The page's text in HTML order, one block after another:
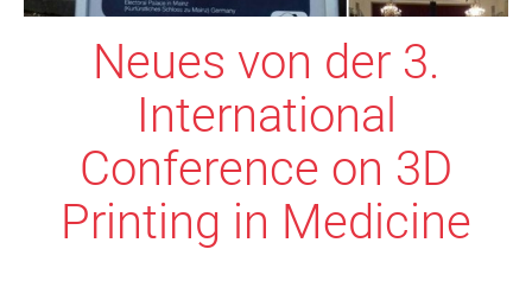
Neues von der 3.
International
Conference on 3D
Printing in Medicine